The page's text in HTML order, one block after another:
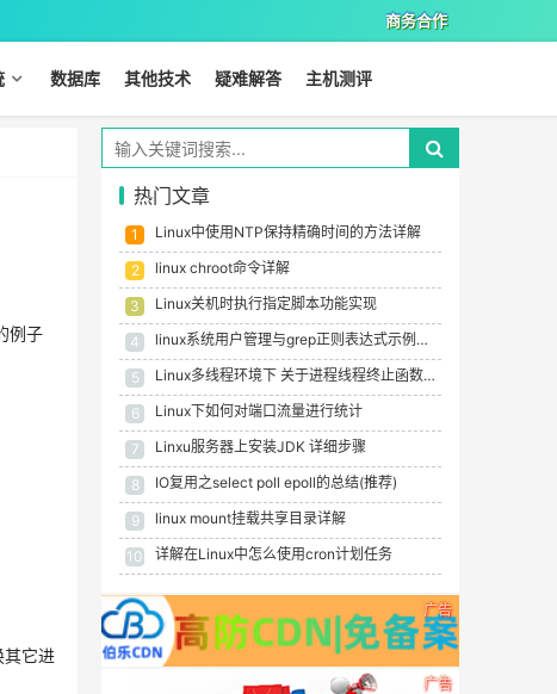
商务合作
数据库 其他技术 疑难解答 主机测评
例子
其它进
热门文章
1 Linux中使用NTP保持精确时间的方法详解
2 linux chroot命令详解
3 Linux关机时执行指定脚本功能实现
4 linux系统用户管理与grep正则表达式示例教程
5 Linux多线程环境下 关于进程线程终止函数总结
6 Linux下如何对端口流量进行统计
7 Linxu服务器上安装JDK 详细步骤
8 IO复用之select poll epoll的总结(推荐)
9 linux mount挂载共享目录详解
10 详解在Linux中怎么使用cron计划任务
广告
广告